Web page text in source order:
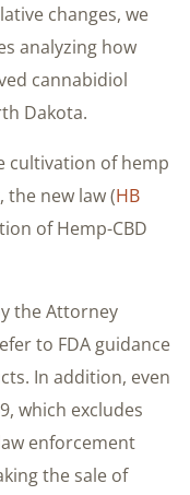
changes, we
analyzing how
cannabidiol
Dakota.
cultivation of hemp
the new law (HB
of Hemp-CBD
the Attorney
to FDA guidance
In addition, even
which excludes
enforcement
the sale of